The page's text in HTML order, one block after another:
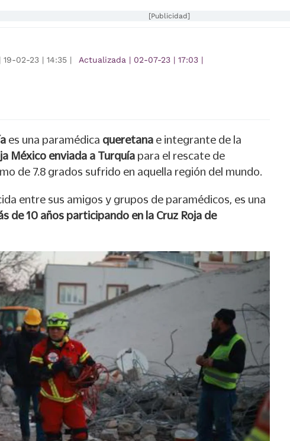
[Publicidad]
19-02-23 | 14:35 | Actualizada | 02-07-23 | 17:03 |
es una paramédica queretana e integrante de la
México enviada a Turquía para el rescate de
de 7.8 grados sufrido en aquella región del mundo.
entre sus amigos y grupos de paramédicos, es una
de 10 años participando en la Cruz Roja de